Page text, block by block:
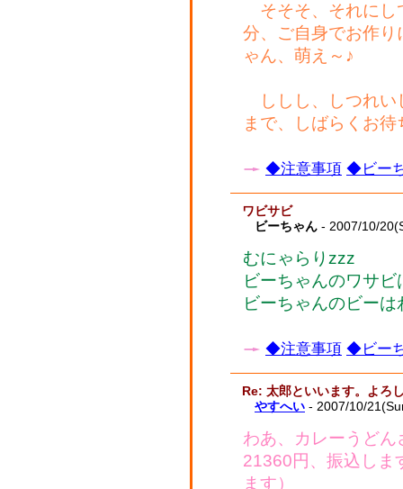
そそそ、それにし
分、ご自身でお作
ゃん、萌え～♪
ししし、しつれい
まで、しばらくお
◆注意事項 ◆ビー
ワビサビ
ビーちゃん - 2007/10/
むにゃらりzzz
ビーちゃんのワサ
ビーちゃんのビー
◆注意事項 ◆ビー
Re: 太郎といいます。よろ
やすへい - 2007/10/
わあ、カレーうど
21360円、振込しま
ます）